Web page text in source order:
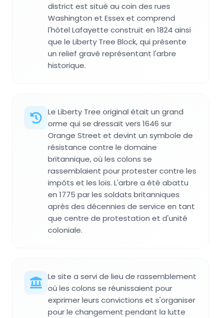
district est situé au coin des rues
Washington et Essex et comprend
l'hôtel Lafayette construit en 1824 ainsi
que le Liberty Tree Block, qui présente
un relief gravé représentant l'arbre
historique.
Le Liberty Tree original était un grand
orme qui se dressait vers 1646 sur
Orange Street et devint un symbole de
résistance contre le domaine
britannique, où les colons se
rassemblaient pour protester contre les
impôts et les lois. L'arbre a été abattu
en 1775 par les soldats britanniques
après des décennies de service en tant
que centre de protestation et d'unité
coloniale.
Le site a servi de lieu de rassemblement
où les colons se réunissaient pour
exprimer leurs convictions et s'organiser
pour le changement pendant la lutte